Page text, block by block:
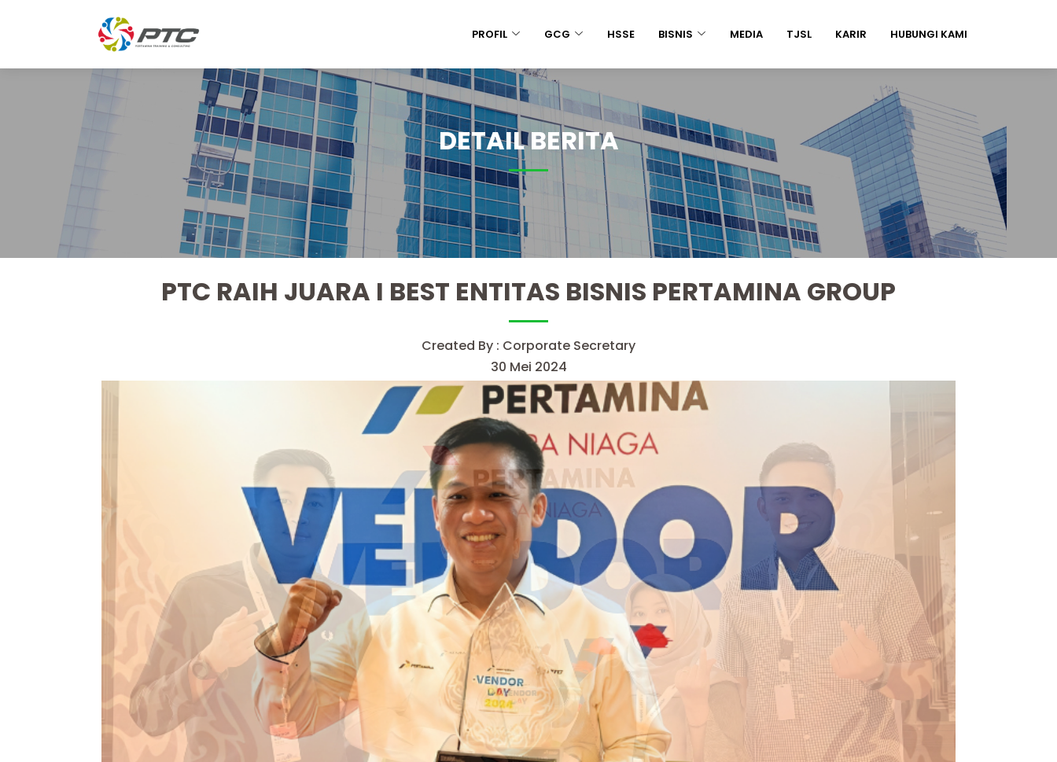
PROFIL GCG HSSE BISNIS MEDIA TJSL KARIR HUBUNGI KAMI
DETAIL BERITA
PTC RAIH JUARA I BEST ENTITAS BISNIS PERTAMINA GROUP
Created By : Corporate Secretary
30 Mei 2024